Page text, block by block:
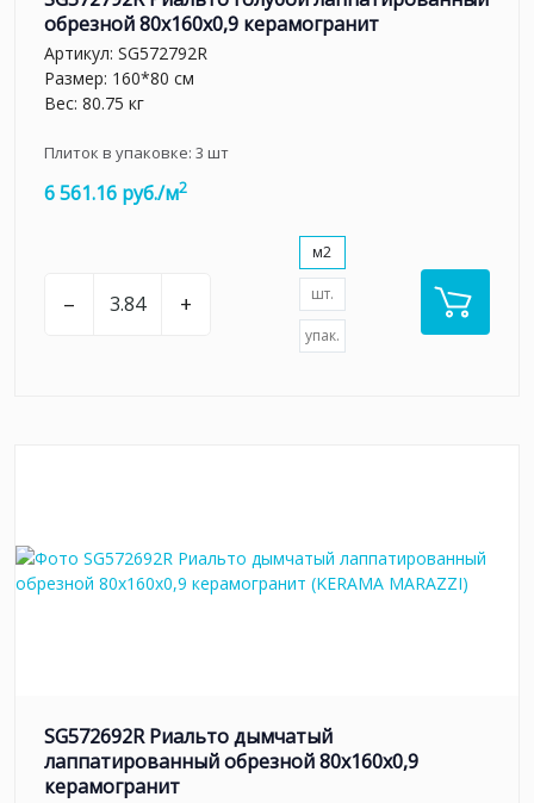
обрезной 80x160x0,9 керамогранит
Артикул: SG572792R
Размер: 160*80 см
Вес: 80.75 кг
Плиток в упаковке: 3 шт
6 561.16 руб./м2
– +
м2
шт.
упак.
SG572692R Риальто дымчатый
лаппатированный обрезной 80x160x0,9
керамогранит